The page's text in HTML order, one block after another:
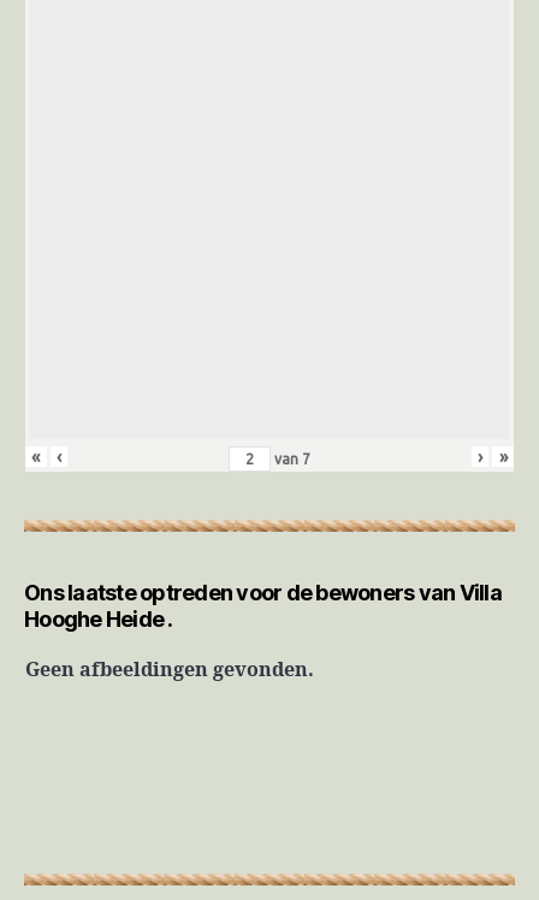
« ‹ van 7 › »
Ons laatste optreden voor de bewoners van Villa
Hooghe Heide .
Geen afbeeldingen gevonden.